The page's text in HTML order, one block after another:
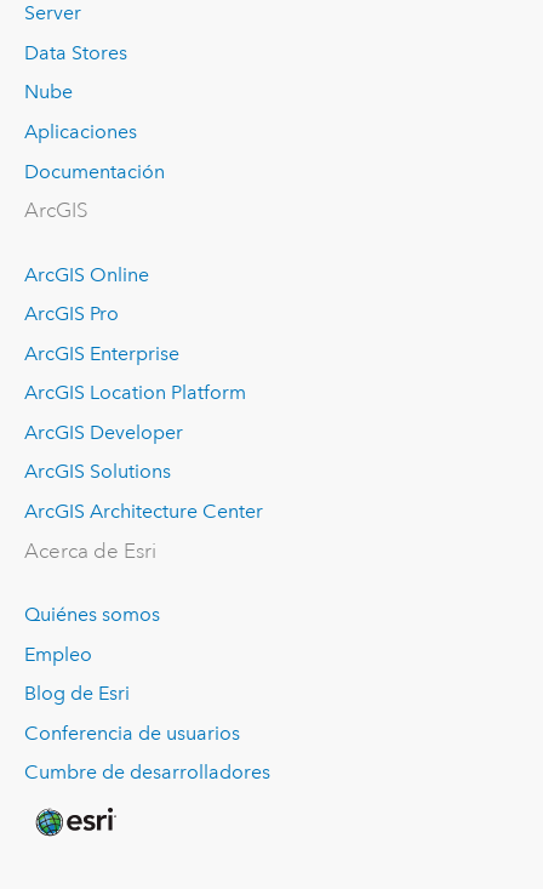
Server
Data Stores
Nube
Aplicaciones
Documentación
ArcGIS
ArcGIS Online
ArcGIS Pro
ArcGIS Enterprise
ArcGIS Location Platform
ArcGIS Developer
ArcGIS Solutions
ArcGIS Architecture Center
Acerca de Esri
Quiénes somos
Empleo
Blog de Esri
Conferencia de usuarios
Cumbre de desarrolladores